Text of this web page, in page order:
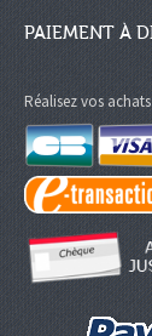
PAIEMENT À
Réalisez vos